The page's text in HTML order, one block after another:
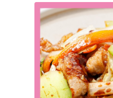
大阪府